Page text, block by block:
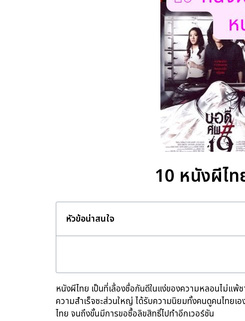
10 หนังผีไ
หัวข้อน่าสนใจ
หนังผีไทย เป็นที่เลื่องชื่อกันดีในแง่ของความหลอนไม่แพ้
ความสำเร็จซะส่วนใหญ่ ได้รับความนิยมทั้งคนดูคนไทยเ
ไทย จนถึงขั้นมีการขอซื้อลิขสิทธิ์ไปทำอีกเวอร์ชัน